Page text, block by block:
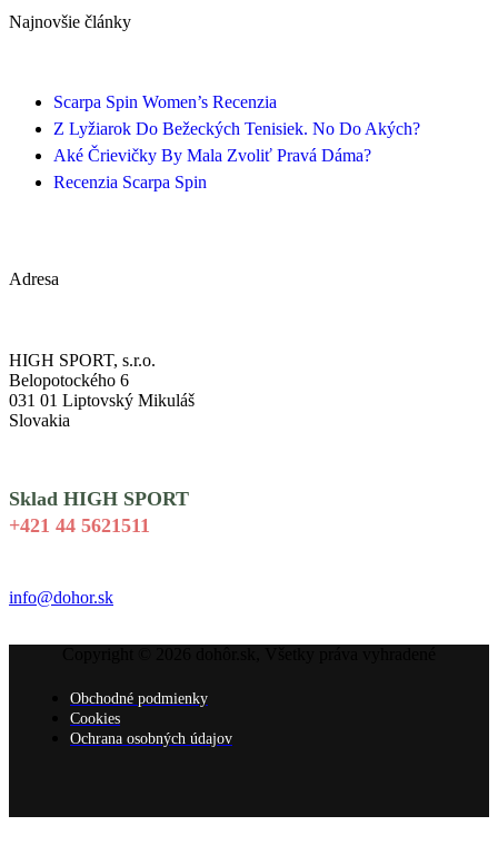
Najnovšie články
Scarpa Spin Women’s Recenzia
Z Lyžiarok Do Bežeckých Tenisiek. No Do Akých?
Aké Črievičky By Mala Zvoliť Pravá Dáma?
Recenzia Scarpa Spin
Adresa
HIGH SPORT, s.r.o.
Belopotockého 6
031 01 Liptovský Mikuláš
Slovakia
Sklad HIGH SPORT
+421 44 5621511
info@dohor.sk
Obchodné podmienky
Cookies
Ochrana osobných údajov